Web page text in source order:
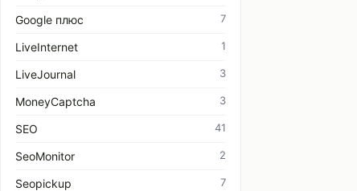
Google плюс 7
LiveInternet 1
LiveJournal 3
MoneyCaptcha 3
SEO 41
SeoMonitor 2
Seopickup 7